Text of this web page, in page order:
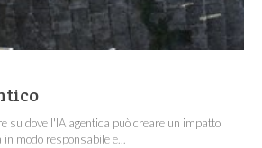
su dove l'IA agentica può creare un impatto
modo responsabile e...